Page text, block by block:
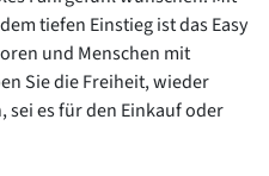
tiefen Einstieg ist das Easy
und Menschen mit
Sie die Freiheit, wieder
sei es für den Einkauf oder